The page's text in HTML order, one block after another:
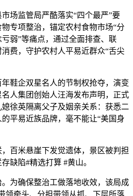
场监管局严酷落实“四个最严”要
专项整治，锚定农村食物市场“分
弱”等痛点，通过全面排查、联
费，守护农村人平易近群众“舌尖
鞋企双星名人的节制权抢夺，演变
人集团创始人汪海发布声明，正式
徐英隔离父子及姻亲关系：获悉二
平易近族品牌，毫不能让“美国身
米悬崖下发觉遗体，景区被判担
缺陷#精选打算 #黄山。
确保整治工做落地收效，该局成
领牵头、分担带领从抓、下层所落